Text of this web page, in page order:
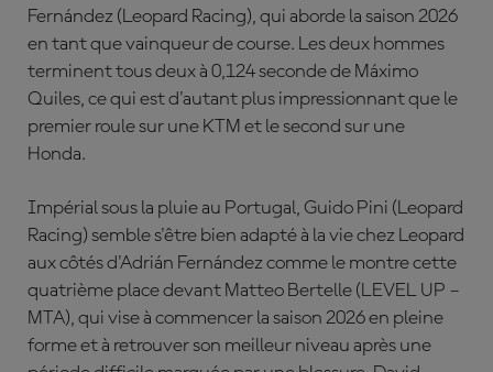
Fernández (Leopard Racing), qui aborde la saison 2026
en tant que vainqueur de course. Les deux hommes
terminent tous deux à 0,124 seconde de Máximo
Quiles, ce qui est d'autant plus impressionnant que le
premier roule sur une KTM et le second sur une
Honda.
Impérial sous la pluie au Portugal, Guido Pini (Leopard
Racing) semble s'être bien adapté à la vie chez Leopard
aux côtés d'Adrián Fernández comme le montre cette
quatrième place devant Matteo Bertelle (LEVEL UP –
MTA), qui vise à commencer la saison 2026 en pleine
forme et à retrouver son meilleur niveau après une